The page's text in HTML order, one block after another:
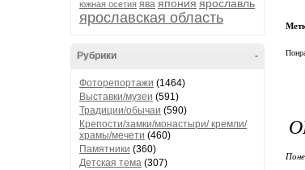
южная осетия ява япония ярославль
ярославская область
-
Рубрики
Фоторепортажи (1464)
Выставки/музеи (591)
Традиции/обычаи (590)
Крепости/замки/монастыри/ кремли/
храмы/мечети (460)
Памятники (360)
Детская тема (307)